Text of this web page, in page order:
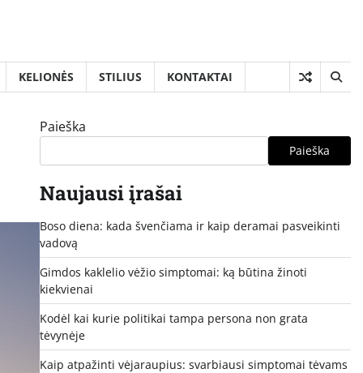
KELIONĖS STILIUS KONTAKTAI
Paieška
Paieška
Naujausi įrašai
Boso diena: kada švenčiama ir kaip deramai pasveikinti
vadovą
Gimdos kaklelio vėžio simptomai: ką būtina žinoti
kiekvienai
Kodėl kai kurie politikai tampa persona non grata
tėvynėje
Kaip atpažinti vėjaraupius: svarbiausi simptomai tėvams